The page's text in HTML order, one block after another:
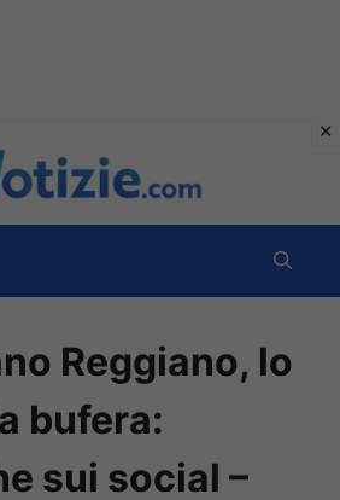
Reggiano, lo
bufera:
sui social –